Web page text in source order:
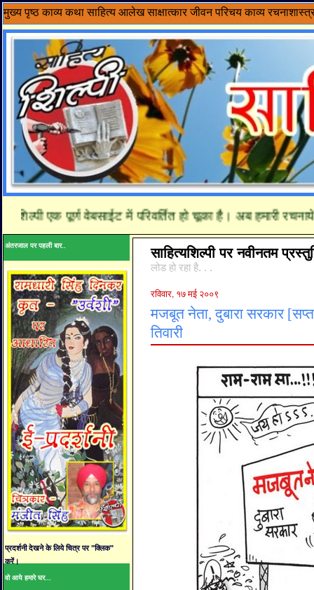
मुख्य पृष्ठ काव्य कथा साहित्य आलेख साक्षात्कार जीवन परिचय काव्य
एक पूर्ण वेबसाईट में परिवर्तित हो चूका है। अब हमारी
अंतरजाल पर पहली बार..
प्रदर्शनी देखने के लिये चित्र पर "क्लिक"
करें।
वो आये हमारे घर...
साहित्यशिल्पी पर नवीनतम
लोड हो रहा है. . .
रविवार, १७ मई २००९
मजबूत नेता, दुबारा सरकार
तिवारी